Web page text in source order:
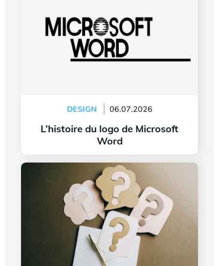
DESIGN 06.07.2026
L’histoire du logo de Microsoft
Word
Lire l'article
7 questions à vous poser avant de créer le logo
de votre entreprise